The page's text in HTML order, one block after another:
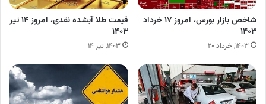
شاخص بازار بورس، امروز ۱۷ خرداد
۱۴۰۳
۱۴۰۳, خرداد ۲۰
قیمت طلا آبشده نقدی، امروز ۱۴ تیر
۱۴۰۳
۱۴۰۳, تیر ۱۴